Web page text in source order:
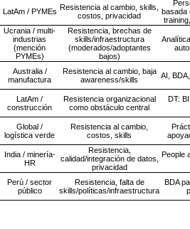
LatAm / PYMEs Resistencia al cambio, skills,
costos, privacidad
basada
Ucrania / multi-
industrias
(mención
PYMEs)
Resistencia, brechas de
skills/infraestructura
(moderados/adoptantes
bajos)
Australia /
manufactura
Resistencia al cambio, baja
awareness/skills
AI,
LatAm /
construcción
Resistencia organizacional
como obstáculo central
DT:
Global /
logística verde
Resistencia al cambio,
costos, skills
India / minería-
HR
Resistencia,
calidad/integración de datos,
privacidad
People
Perú / sector
público
Resistencia, falta de
skills/políticas/infraestructura
BDA